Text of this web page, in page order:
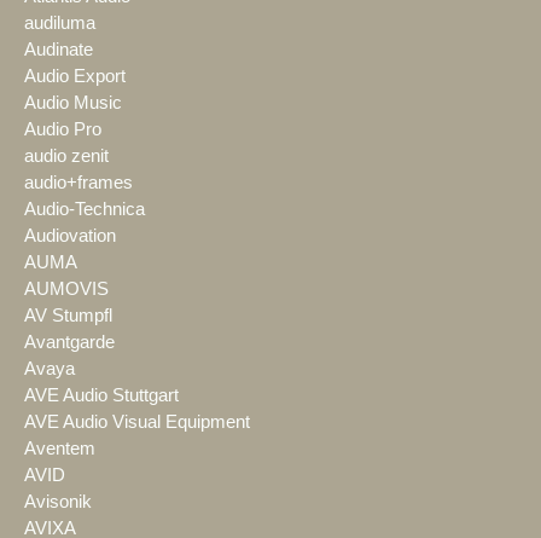
audiluma
Audinate
Audio Export
Audio Music
Audio Pro
audio zenit
audio+frames
Audio-Technica
Audiovation
AUMA
AUMOVIS
AV Stumpfl
Avantgarde
Avaya
AVE Audio Stuttgart
AVE Audio Visual Equipment
Aventem
AVID
Avisonik
AVIXA